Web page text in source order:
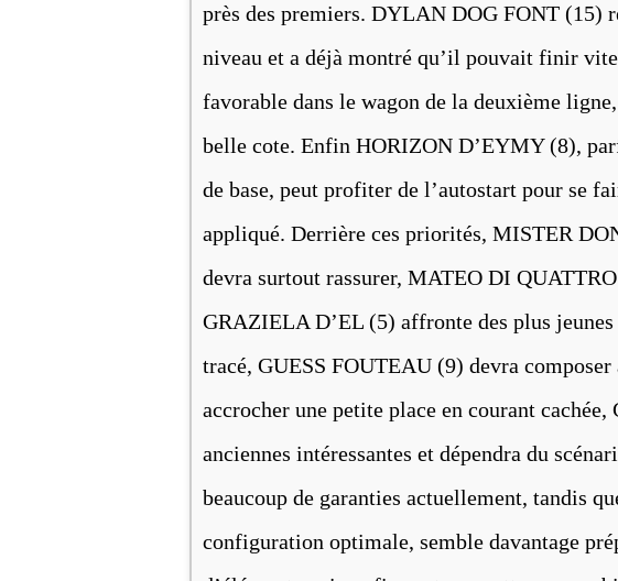
près des premiers. DYLAN DOG FONT (15)
niveau et a déjà montré qu’il pouvait finir
favorable dans le wagon de la deuxième
belle cote. Enfin HORIZON D’EYMY (8),
de base, peut profiter de l’autostart pour se
appliqué. Derrière ces priorités, MISTER
devra surtout rassurer, MATEO DI
GRAZIELA D’EL (5) affronte des plus
tracé, GUESS FOUTEAU (9) devra
accrocher une petite place en courant
anciennes intéressantes et dépendra du
beaucoup de garanties actuellement, tandis
configuration optimale, semble davantage